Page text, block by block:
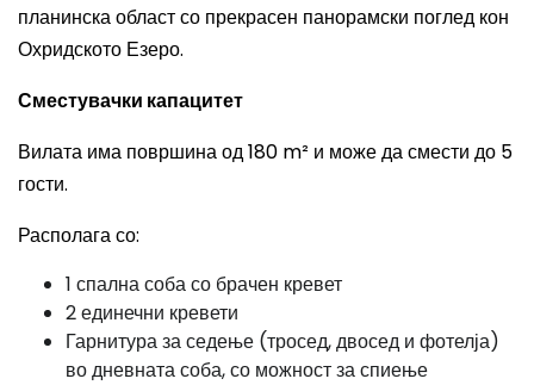
планинска област со прекрасен панорамски поглед кон
Охридското Езеро.
Сместувачки капацитет
Вилата има површина од 180 m² и може да смести до 5
гости.
Располага со:
1 спална соба со брачен кревет
2 единечни кревети
Гарнитура за седење (тросед, двосед и фотелја)
во дневната соба, со можност за спиење